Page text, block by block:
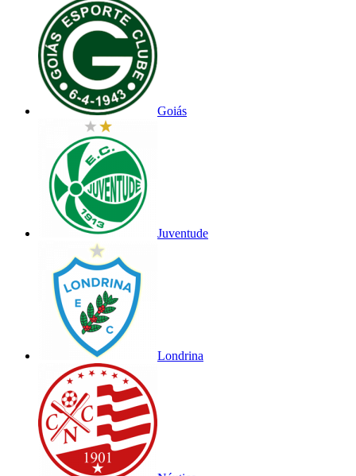
Goiás
Juventude
Londrina